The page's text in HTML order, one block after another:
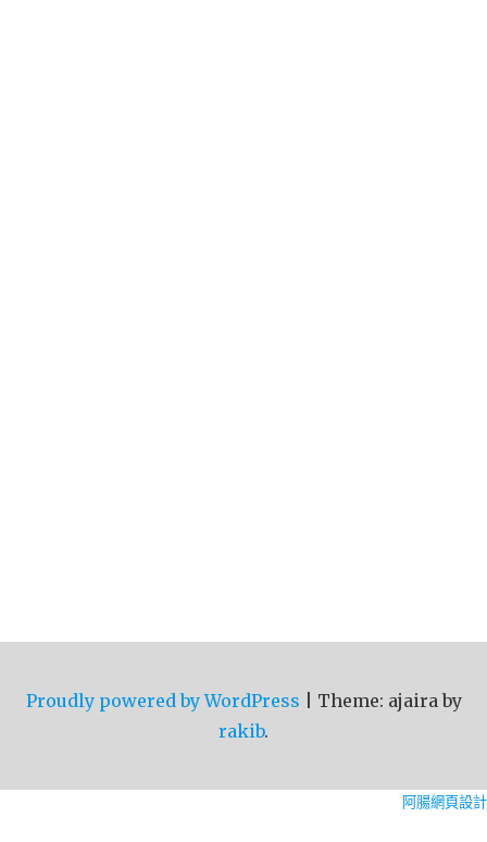
Proudly powered by WordPress
Theme: ajaira by
rakib.
阿腸網頁設計